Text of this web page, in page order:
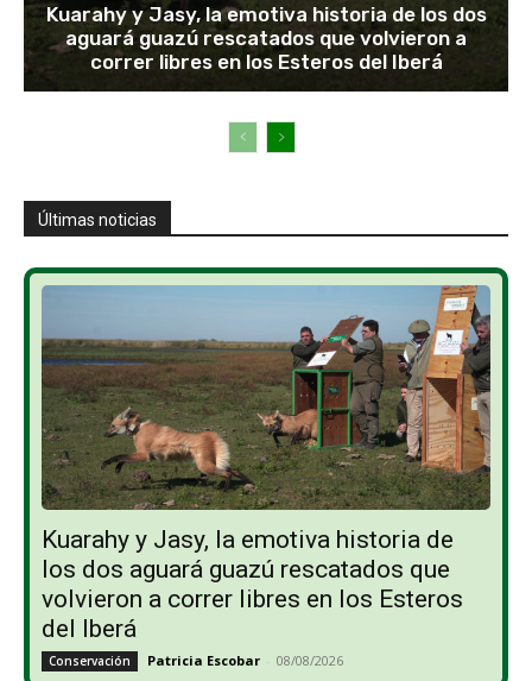
Kuarahy y Jasy, la emotiva historia de los dos
aguará guazú rescatados que volvieron a
correr libres en los Esteros del Iberá
Últimas noticias
Kuarahy y Jasy, la emotiva historia de
los dos aguará guazú rescatados que
volvieron a correr libres en los Esteros
del Iberá
Conservación Patricia Escobar - 08/08/2026